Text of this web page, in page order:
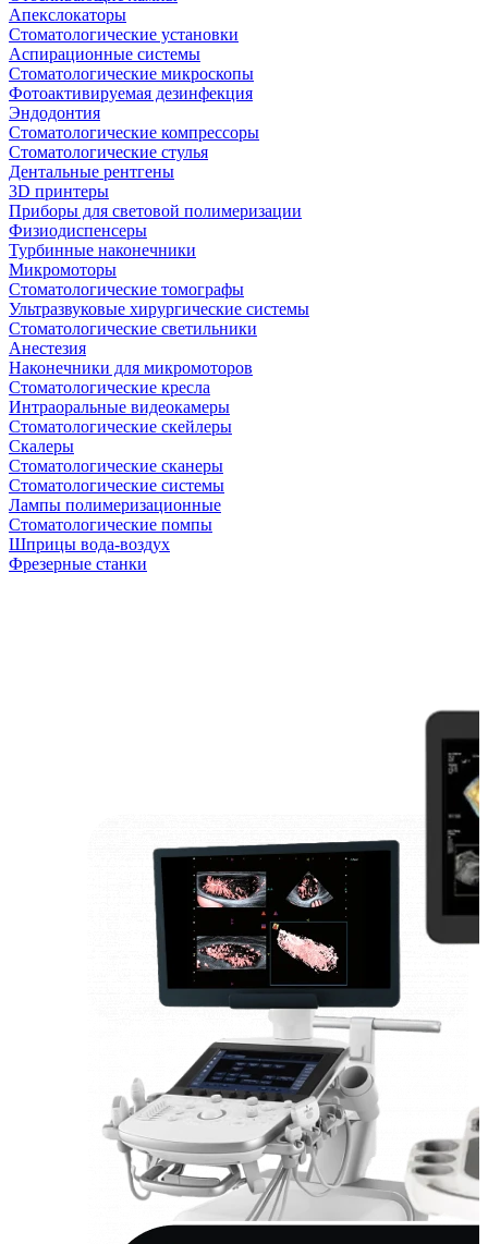
Апекслокаторы
Стоматологические установки
Аспирационные системы
Стоматологические микроскопы
Фотоактивируемая дезинфекция
Эндодонтия
Стоматологические компрессоры
Стоматологические стулья
Дентальные рентгены
3D принтеры
Приборы для световой полимеризации
Физиодиспенсеры
Турбинные наконечники
Микромоторы
Стоматологические томографы
Ультразвуковые хирургические системы
Стоматологические светильники
Анестезия
Наконечники для микромоторов
Стоматологические кресла
Интраоральные видеокамеры
Стоматологические скейлеры
Скалеры
Стоматологические сканеры
Стоматологические системы
Лампы полимеризационные
Стоматологические помпы
Шприцы вода-воздух
Фрезерные станки